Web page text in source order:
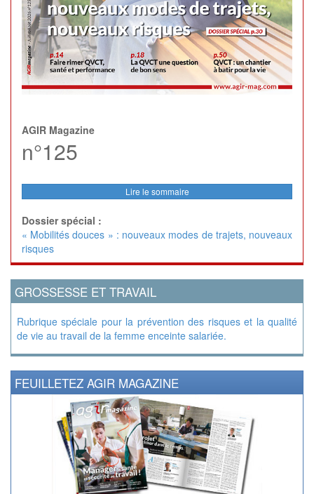
AGIR Magazine
n°125
Lire le sommaire
Dossier spécial :
« Mobilités douces » : nouveaux modes de trajets, nouveaux
risques
GROSSESSE ET TRAVAIL
Rubrique spéciale pour la prévention des risques et la qualité
de vie au travail de la femme enceinte salariée.
FEUILLETEZ AGIR MAGAZINE